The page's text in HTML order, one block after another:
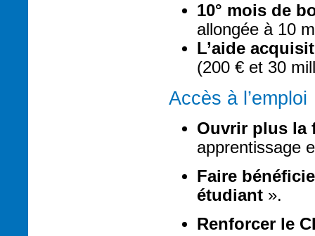
10° mois de
allongée à 10
L’aide
(200 € et 30
Accès à l’emploi
Ouvrir plus la
apprentissage
Faire
étudiant ».
Renforcer le